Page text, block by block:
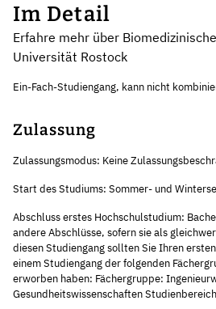
Im Detail
Erfahre mehr über
Universität Rostock
Ein-Fach-Studiengang, kann nicht
Zulassung
Zulassungsmodus: Keine
Start des Studiums: Sommer- und
Abschluss erstes Hochschulstudium:
andere Abschlüsse, sofern sie als
diesen Studiengang sollten Sie Ihren
einem Studiengang der folgenden
erworben haben: Fächergruppe:
Gesundheitswissenschaften